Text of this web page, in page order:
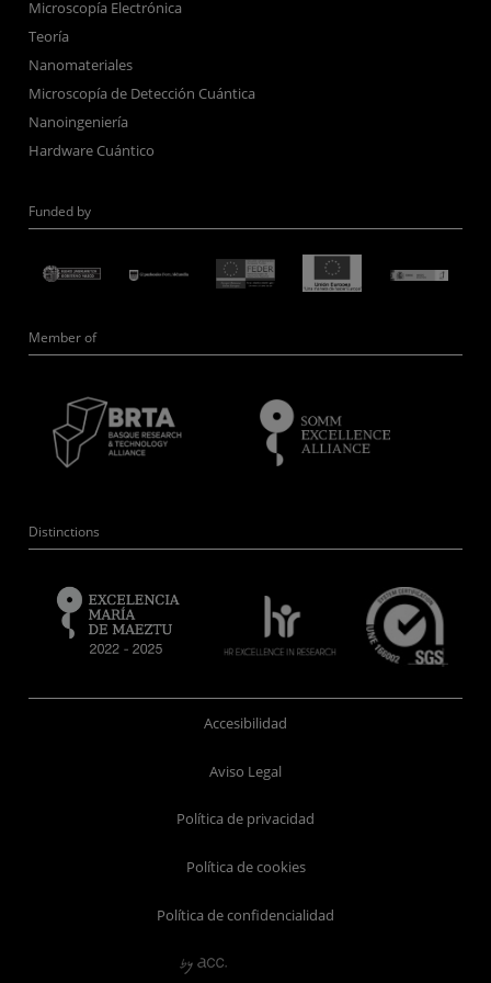
Microscopía Electrónica
Teoría
Nanomateriales
Microscopía de Detección Cuántica
Nanoingeniería
Hardware Cuántico
Funded by
Member of
Distinctions
Accesibilidad
Aviso Legal
Política de privacidad
Política de cookies
Política de confidencialidad